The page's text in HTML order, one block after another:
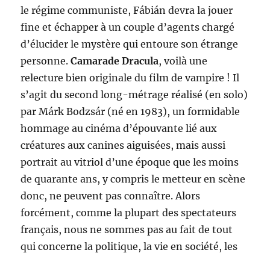
le régime communiste, Fábián devra la jouer
fine et échapper à un couple d’agents chargé
d’élucider le mystère qui entoure son étrange
personne.Camarade Dracula, voilà une
relecture bien originale du film de vampire ! Il
s’agit du second long-métrage réalisé (en solo)
par Márk Bodzsár (né en 1983), un formidable
hommage au cinéma d’épouvante lié aux
créatures aux canines aiguisées, mais aussi
portrait au vitriol d’une époque que les moins
de quarante ans, y compris le metteur en scène
donc, ne peuvent pas connaître. Alors
forcément, comme la plupart des spectateurs
français, nous ne sommes pas au fait de tout
qui concerne la politique, la vie en société, les